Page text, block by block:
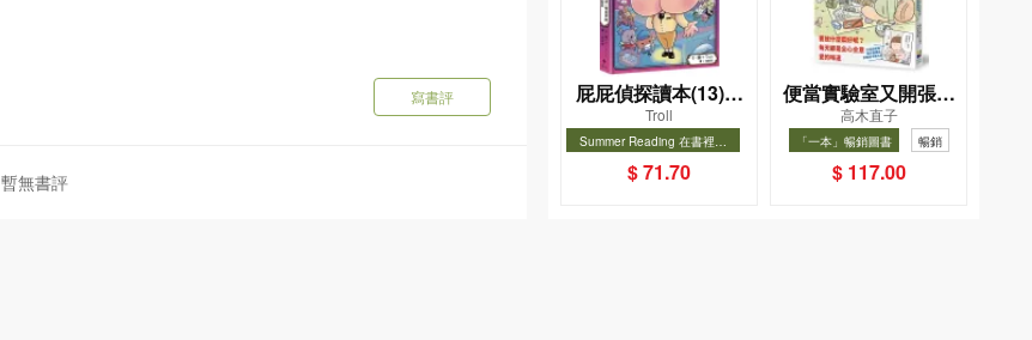
寫書評
暫無書評
屁屁偵探讀本(13)－
－對決！怪盜學院
（星星篇）
Troll
Summer Reading 在書裡度
選圖書67折
暢銷
$ 71.70
便當實驗室又開張了
——日日和特別日的
菜單挑戰記
高木直子
「一本」暢銷圖書 暢銷
$ 117.00